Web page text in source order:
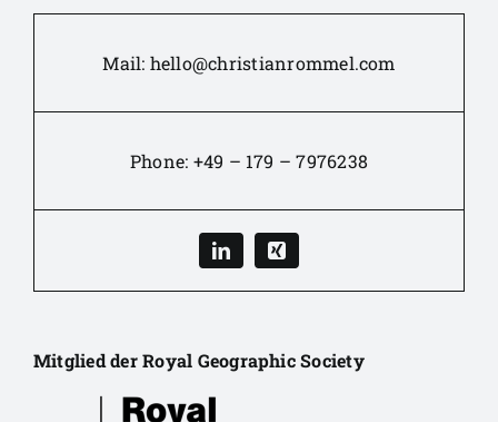
Mail: hello@christianrommel.com
Phone: +49 – 179 – 7976238
Mitglied der Royal Geographic Society